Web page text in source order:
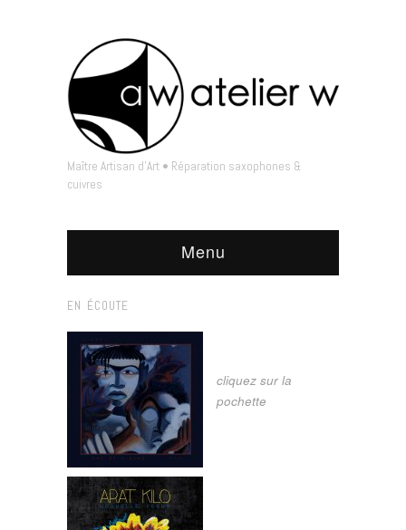
Maître Artisan d'Art • Réparation saxophones &
cuivres
Menu
EN ÉCOUTE
cliquez sur la
pochette